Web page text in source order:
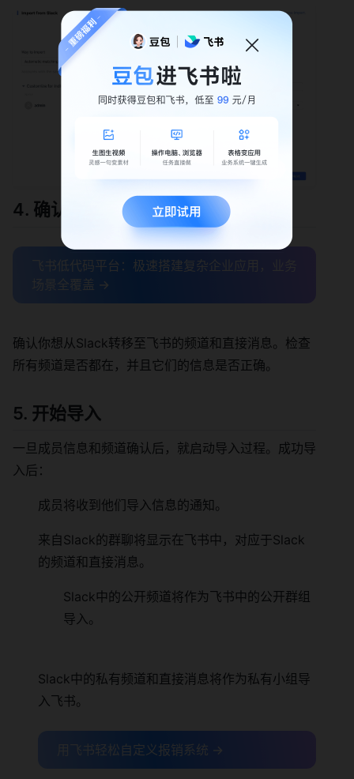
4. 确认频道
飞书低代码平台：极速搭建复杂企业应用，业务
场景全覆盖 →
确认你想从Slack转移至飞书的频道和直接消息。检查
所有频道是否都在，并且它们的信息是否正确。
5. 开始导入
一旦成员信息和频道确认后，就启动导入过程。成功导
入后：
成员将收到他们导入信息的通知。
来自Slack的群聊将显示在飞书中，对应于Slack
的频道和直接消息。
Slack中的公开频道将作为飞书中的公开群组
导入。
Slack中的私有频道和直接消息将作为私有小组导
入飞书。
用飞书轻松自定义报销系统 →